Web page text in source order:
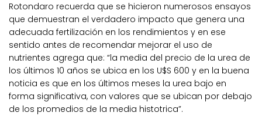
Rotondaro recuerda que se hicieron numerosos ensayos
que demuestran el verdadero impacto que genera una
adecuada fertilización en los rendimientos y en ese
sentido antes de recomendar mejorar el uso de
nutrientes agrega que: “la media del precio de la urea de
los últimos 10 años se ubica en los U$S 600 y en la buena
noticia es que en los últimos meses la urea bajo en
forma significativa, con valores que se ubican por debajo
de los promedios de la media histotrica”.